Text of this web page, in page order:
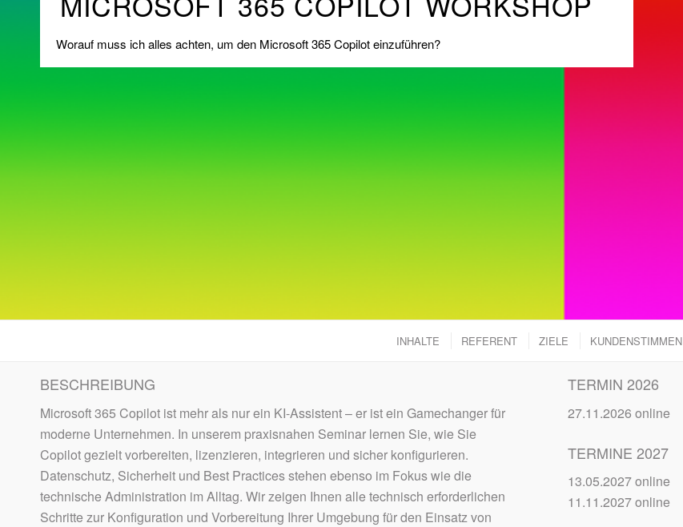
Worauf muss ich alles achten, um den Microsoft 365 Copilot einzuführen?
INHALTE REFERENT ZIELE KUNDENSTIMMEN
BESCHREIBUNG
Microsoft 365 Copilot ist mehr als nur ein KI-Assistent – er ist ein Gamechanger für
moderne Unternehmen. In unserem praxisnahen Seminar lernen Sie, wie Sie
Copilot gezielt vorbereiten, lizenzieren, integrieren und sicher konfigurieren.
Datenschutz, Sicherheit und Best Practices stehen ebenso im Fokus wie die
technische Administration im Alltag. Wir zeigen Ihnen alle technisch erforderlichen
Schritte zur Konfiguration und Vorbereitung Ihrer Umgebung für den Einsatz von
TERMIN 2026
27.11.2026 online
TERMINE 2027
13.05.2027 online
11.11.2027 online